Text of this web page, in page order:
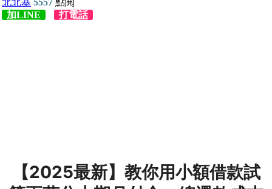
【2025最新】教你用小額借款試